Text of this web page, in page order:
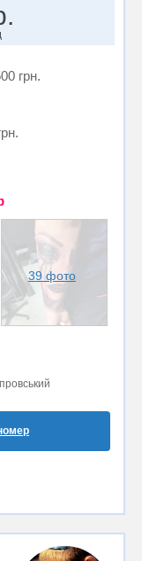
грн.
39 фото